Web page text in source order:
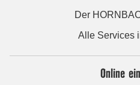
Der
Alle Services
Online